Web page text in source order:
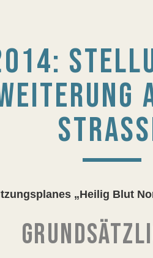
„Heilig Blut